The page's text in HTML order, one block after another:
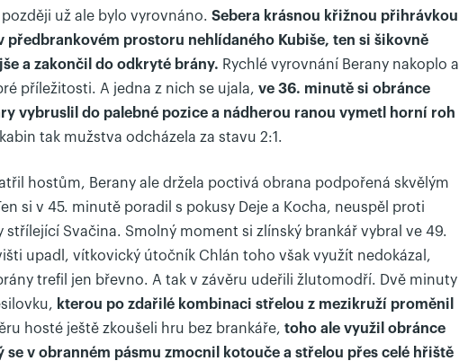
už ale bylo vyrovnáno. Sebera krásnou křižnou přihrávkou
předbrankovém prostoru nehlídaného Kubiše, ten si šikovně
a zakončil do odkryté brány. Rychlé vyrovnání Berany nakoplo a
příležitosti. A jedna z nich se ujala, ve 36. minutě si obránce
vybruslil do palebné pozice a nádherou ranou vymetl horní roh
tak mužstva odcházela za stavu 2:1.
hostům, Berany ale držela poctivá obrana podpořená skvělým
si v 45. minutě poradil s pokusy Deje a Kocha, neuspěl proti
střílející Svačina. Smolný moment si zlínský brankář vybral ve 49.
upadl, vítkovický útočník Chlán toho však využít nedokázal,
trefil jen břevno. A tak v závěru udeřili žlutomodří. Dvě minuty
kterou po zdařilé kombinaci střelou z mezikruží proměnil
hosté ještě zkoušeli hru bez brankáře, toho ale využil obránce
se v obranném pásmu zmocnil kotouče a střelou přes celé hřiště